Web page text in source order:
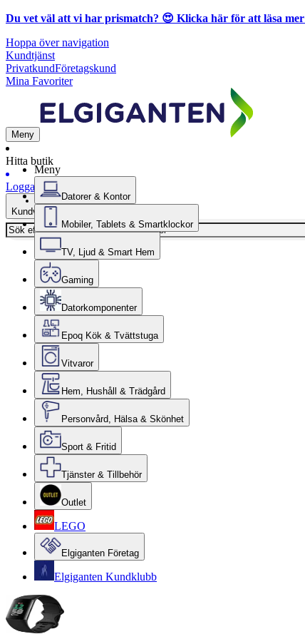
Du vet väl att vi har prismatch? 😍 Klicka här för att läsa mer
Hoppa över navigation
Kundtjänst
PrivatkundFöretagskund
Mina Favoriter
Meny
Hitta butik
Logga in
Kundvagn
Meny
Datorer & Kontor
Mobiler, Tablets & Smartklockor
TV, Ljud & Smart Hem
Gaming
Datorkomponenter
Epoq Kök & Tvättstuga
Vitvaror
Hem, Hushåll & Trädgård
Personvård, Hälsa & Skönhet
Sport & Fritid
Tjänster & Tillbehör
Outlet
LEGO
Elgiganten Företag
Elgiganten Kundklubb